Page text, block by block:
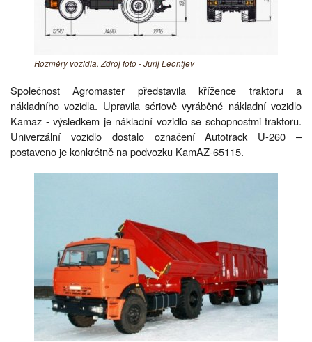
Rozměry vozidla. Zdroj foto - Jurij Leontjev
Společnost Agromaster představila křížence traktoru a
nákladního vozidla. Upravila sériově vyráběné nákladní vozidlo
Kamaz - výsledkem je nákladní vozidlo se schopnostmi traktoru.
Univerzální vozidlo dostalo označení Autotrack U-260 –
postaveno je konkrétně na podvozku KamAZ-65115.